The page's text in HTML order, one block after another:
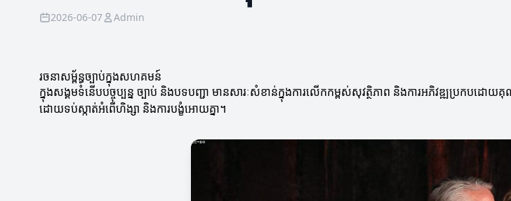
2026-06-07 Admin
រចនាសម្ព័ន្ធច្បាប់ក្នុងសហគមន៍
ក្នុងសង្គមទំនើបបច្ចុប្បន្ន ច្បាប់ និងបទបញ្ជា មានសារៈសំខាន់ក្នុងការលើកកម្ពស់សុវត្ថិភាព និងការអភិវឌ្ឍប្រកបដោយ
ដោយទប់ស្កាត់អំពើហិង្សា និងការបង្ខំអោយគ្នា។